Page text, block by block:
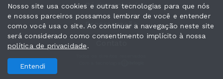
Página Inicial
Programação
Nosso site usa cookies e outras tecnologias para que nós
e nossos parceiros possamos lembrar de você e entender
como você usa o site. Ao continuar a navegação neste site
será considerado como consentimento implícito à nossa
política de privacidade.
Entendi